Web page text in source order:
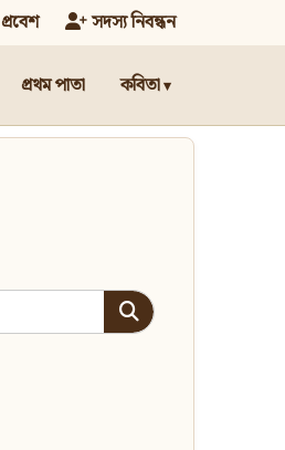
প্রবেশ সদস্য নিবন্ধন
প্রথম পাতা কবিতা